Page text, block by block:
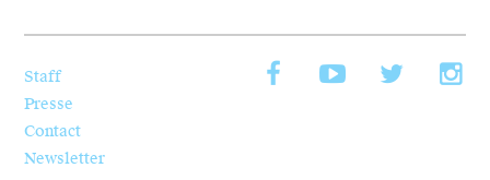
Staff
Presse
Contact
Newsletter
FacebookYouTube